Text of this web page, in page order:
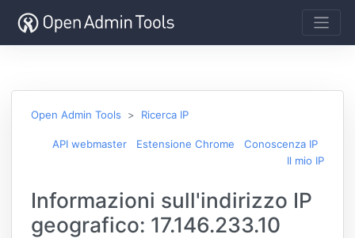
Open Admin Tools Ricerca IP
API webmaster Estensione Chrome
Conoscenza IP
Il mio IP
Informazioni sull'indirizzo IP
geografico: 17.146.233.10